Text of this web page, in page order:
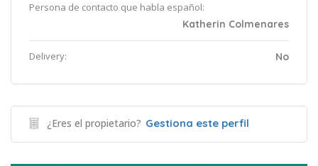
Persona de contacto que habla español:
Katherin Colmenares
Delivery: No
¿Eres el propietario? Gestiona este perfil